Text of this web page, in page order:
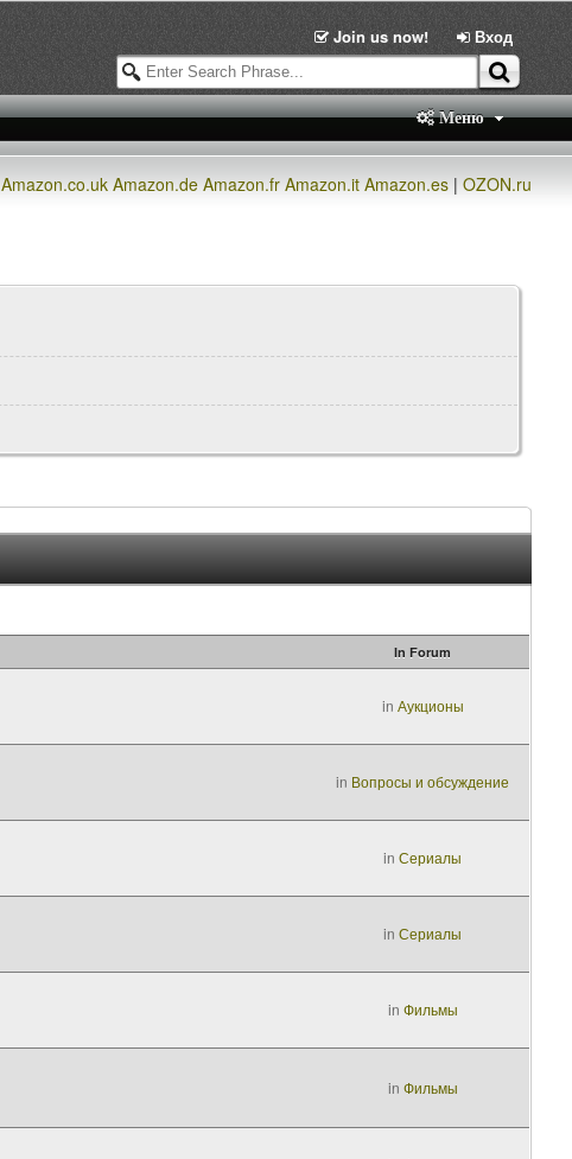
Join us now! Вход
Меню
Amazon.co.uk Amazon.de Amazon.fr Amazon.it Amazon.es |OZON.ru
In Forum
in Аукционы
in Вопросы и обсуждение
inСериалы
inСериалы
in Фильмы
in Фильмы